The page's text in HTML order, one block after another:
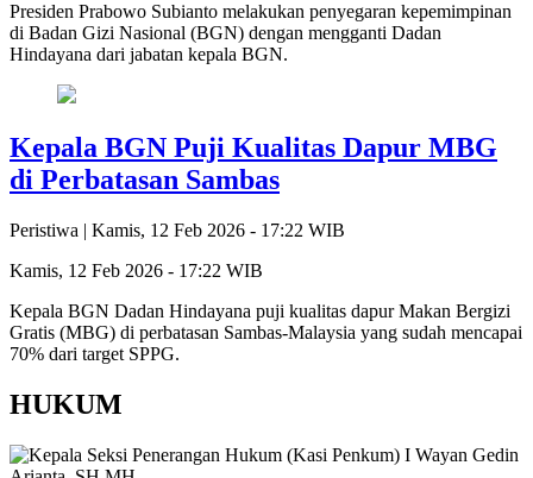
Presiden Prabowo Subianto melakukan penyegaran kepemimpinan
di Badan Gizi Nasional (BGN) dengan mengganti Dadan
Hindayana dari jabatan kepala BGN.
Kepala BGN Puji Kualitas Dapur MBG
di Perbatasan Sambas
Peristiwa | Kamis, 12 Feb 2026 - 17:22 WIB
Kamis, 12 Feb 2026 - 17:22 WIB
Kepala BGN Dadan Hindayana puji kualitas dapur Makan Bergizi
Gratis (MBG) di perbatasan Sambas-Malaysia yang sudah mencapai
70% dari target SPPG.
HUKUM